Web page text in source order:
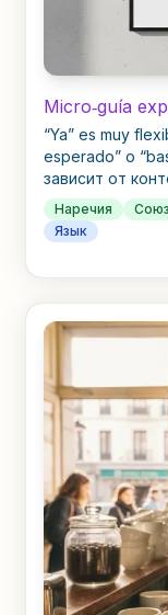
Micro‑guía
“Ya” es muy
esperado” o
зависит от
Наречия
Язык